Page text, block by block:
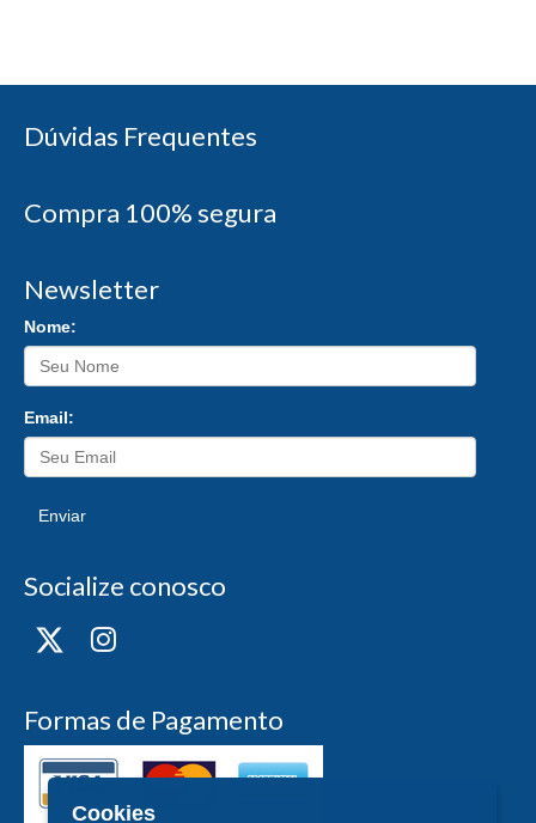
Dúvidas Frequentes
Compra 100% segura
Newsletter
Nome:
Email:
Enviar
Socialize conosco
Formas de Pagamento
Cookies